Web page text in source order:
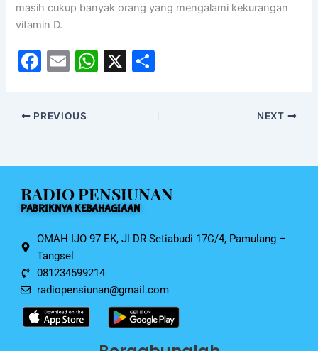
masih cukup banyak orang yang mengalami kekurangan
vitamin D.
F
c
o
o
k
E
ai
W
p
p
X
PREVIOUS NEXT
RADIO PENSIUNAN
PABRIKNYA KEBAHAGIAAN
OMAH IJO 97 EK, Jl DR Setiabudi 17C/4, Pamulang –
Tangsel
081234599214
radiopensiunan@gmail.com